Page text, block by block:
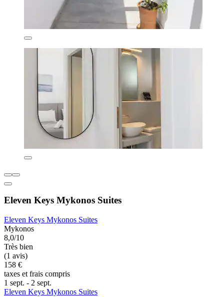
Eleven Keys Mykonos Suites
Eleven Keys Mykonos Suites
Mykonos
8,0/10
Très bien
(1 avis)
158 €
taxes et frais compris
1 sept. - 2 sept.
Eleven Keys Mykonos Suites